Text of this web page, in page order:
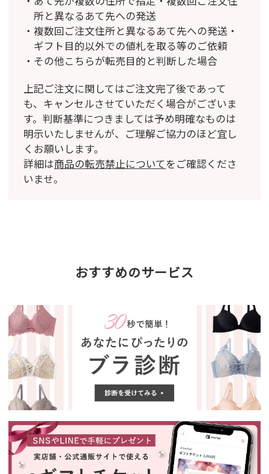
所と異なるあて先への発送
複数回ご注文住所と異なるあて先への発送・
ギフト目的以外での値札を取る等のご依頼
その他こちらが転売目的と判断した場合
上記ご注文に関してはご注文完了後であって
も、キャンセルさせていただく場合がございま
す。判断基準につきましては予め明確なものは
明示いたしませんが、ご理解ご協力のほど宜し
くお願いします。
詳細は商品の転売禁止についてをご確認くださ
いませ。
おすすめのサービス